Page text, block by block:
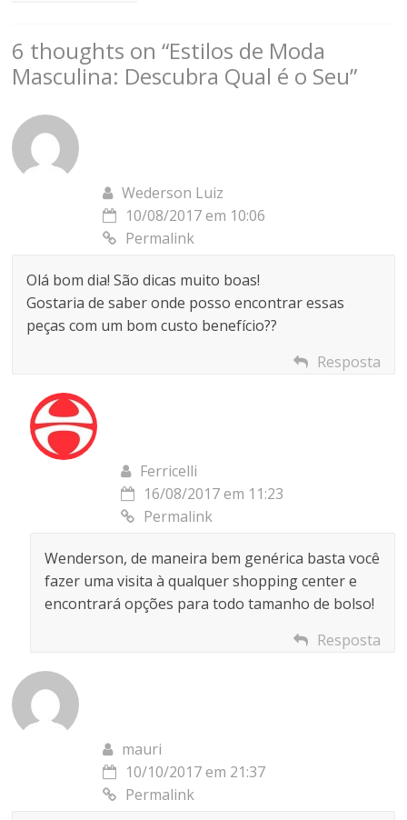
6 thoughts on “Estilos de Moda
Masculina: Descubra Qual é o Seu”
Wederson Luiz
10/08/2017 em 10:06
Permalink
Olá bom dia! São dicas muito boas!
Gostaria de saber onde posso encontrar essas
peças com um bom custo benefício??
Resposta
Ferricelli
16/08/2017 em 11:23
Permalink
Wenderson, de maneira bem genérica basta você
fazer uma visita à qualquer shopping center e
encontrará opções para todo tamanho de bolso!
Resposta
mauri
10/10/2017 em 21:37
Permalink